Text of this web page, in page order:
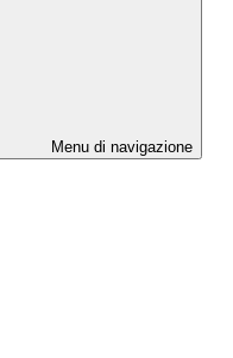
Menu di navigazione